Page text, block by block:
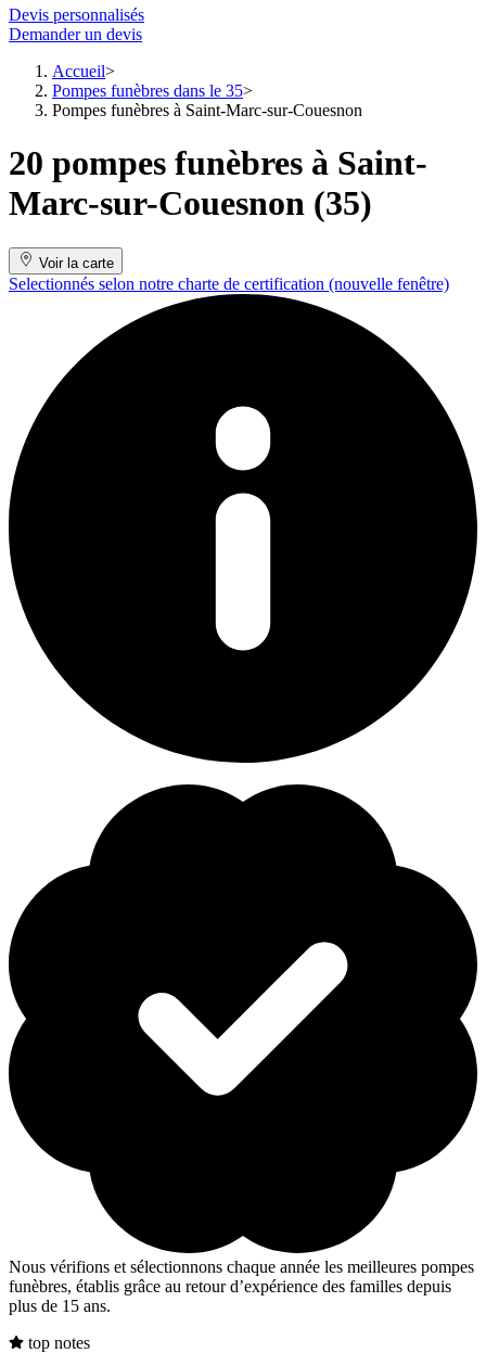
Devis personnalisés
Demander un devis
Accueil
Pompes funèbres dans le 35
Pompes funèbres à Saint-Marc-sur-Couesnon
20 pompes funèbres à Saint-
Marc-sur-Couesnon (35)
Voir la carte
Selectionnés selon notre charte de certification (nouvelle fenêtre)
Nous vérifions et sélectionnons chaque année les meilleures pompes
funèbres, établis grâce au retour d’expérience des familles depuis
plus de 15 ans.
top notes